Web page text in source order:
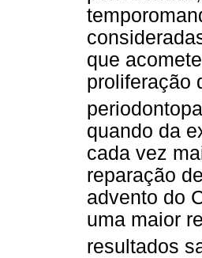
que
proliferação
quando da
cada vez
reparação
advento do
uma maior
resultados